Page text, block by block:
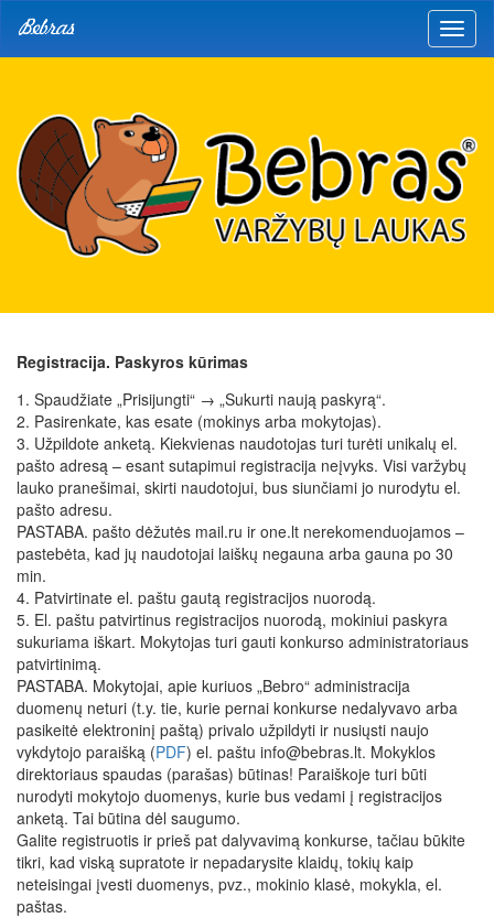
Registracija. Paskyros kūrimas
1. Spaudžiate „Prisijungti“ → „Sukurti naują paskyrą“.
2. Pasirenkate, kas esate (mokinys arba mokytojas).
3. Užpildote anketą. Kiekvienas naudotojas turi turėti unikalų el.
pašto adresą – esant sutapimui registracija neįvyks. Visi varžybų
lauko pranešimai, skirti naudotojui, bus siunčiami jo nurodytu el.
pašto adresu.
PASTABA. pašto dėžutės mail.ru ir one.lt nerekomenduojamos –
pastebėta, kad jų naudotojai laiškų negauna arba gauna po 30
min.
4. Patvirtinate el. paštu gautą registracijos nuorodą.
5. El. paštu patvirtinus registracijos nuorodą, mokiniui paskyra
sukuriama iškart. Mokytojas turi gauti konkurso administratoriaus
patvirtinimą.
PASTABA. Mokytojai, apie kuriuos „Bebro“ administracija
duomenų neturi (t.y. tie, kurie pernai konkurse nedalyvavo arba
pasikeitė elektroninį paštą) privalo užpildyti ir nusiųsti naujo
vykdytojo paraišką (PDF) el. paštu info@bebras.lt. Mokyklos
direktoriaus spaudas (parašas) būtinas! Paraiškoje turi būti
nurodyti mokytojo duomenys, kurie bus vedami į registracijos
anketą. Tai būtina dėl saugumo.
Galite registruotis ir prieš pat dalyvavimą konkurse, tačiau būkite
tikri, kad viską supratote ir nepadarysite klaidų, tokių kaip
neteisingai įvesti duomenys, pvz., mokinio klasė, mokykla, el.
paštas.